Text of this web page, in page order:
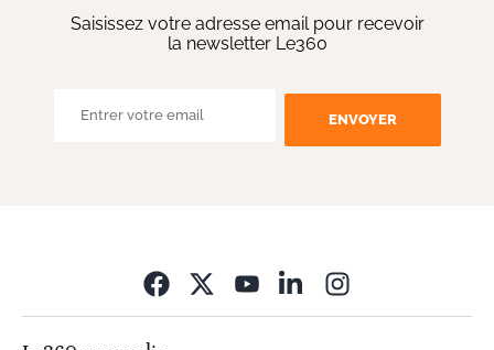
Saisissez votre adresse email pour recevoir
la newsletter Le360
ENVOYER